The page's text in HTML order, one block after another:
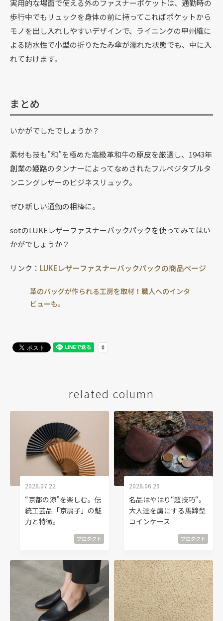
実用的な場面で使える外のファスナーポケットは、通勤時の
歩行中でもリュックを身体の前に持ってこればポケットから
モノを出し入れしやすいデザインで、ライニングの甲州織に
よる防水性で小型の折りたたみ傘が濡れた状態でも、中に入
れておけます。
まとめ
いかがでしたでしょうか？
素材も技も”和”を極めた高級革和牛の原皮を厳選し、1943年
創業の姫路のタンナーによってなめされたフルベジタブルタ
ンニングレザーのビジネスリュック。
ぜひ新しい通勤の相棒に。
sotのLUKEレザーファスナーバックパックを使ってみてはい
かがでしょうか？
リンク： LUKEレザーファスナーバックパックの商品ページ
革のバッグが作られる工房を取材！職人へのインタ
ビューも。
related column
2026.07.22
“京都の涼”を楽しむ。伝
統工芸品「京扇子」の魅
力と特徴。
プロダクト
2026.06.29
名品はやはり“超技巧“。
大人達を虜にする馬蹄型
コインケース
プロダクト